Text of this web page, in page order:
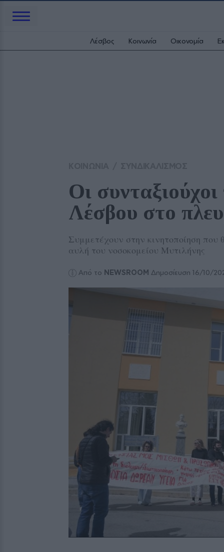
Λέσβος Κοινωνία Οικονομία
Οι
Λέσβου στο
Συμμετέχουν στην κινητοποίηση
αυλή του νοσοκομείου Μυτιλήνης
Από το NEWSROOM Δημοσίευση 16/10/